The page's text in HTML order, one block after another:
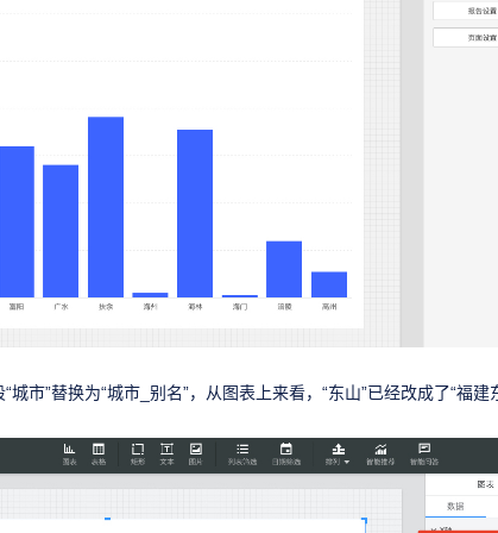
市”替换为“城市_别名”，从图表上来看，“东山”已经改成了“福建